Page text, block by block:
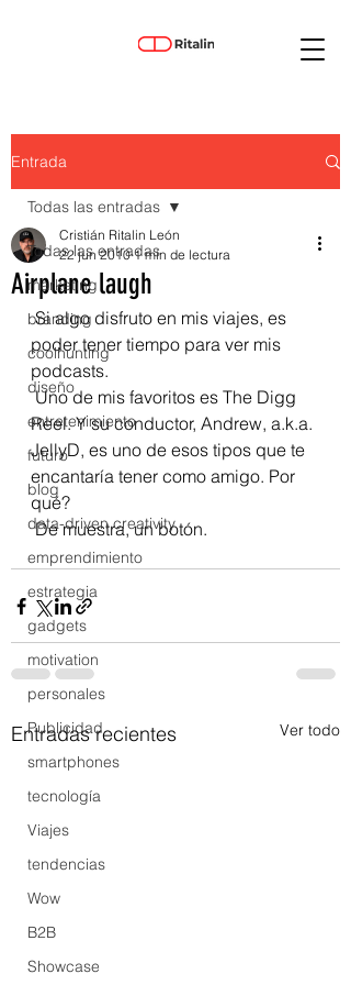
Entrada
Todas las entradas
marketing
branding
coolhunting
diseño
entretenimiento
futuro
blog
data-driven creativity
emprendimiento
estrategia
gadgets
motivation
personales
Publicidad
smartphones
tecnología
Viajes
tendencias
Wow
B2B
Showcase
Todas las entradas
Airplane laugh
Cristián Ritalin León
22 jun 2010 1 min de lectura
Si algo disfruto en mis viajes, es
poder tener tiempo para ver mis
podcasts.
Uno de mis favoritos es The Digg
Reel. Y su conductor, Andrew, a.k.a.
JellyD, es uno de esos tipos que te
encantaría tener como amigo. Por
qué?
De muestra, un botón.
Entradas recientes Ver todo